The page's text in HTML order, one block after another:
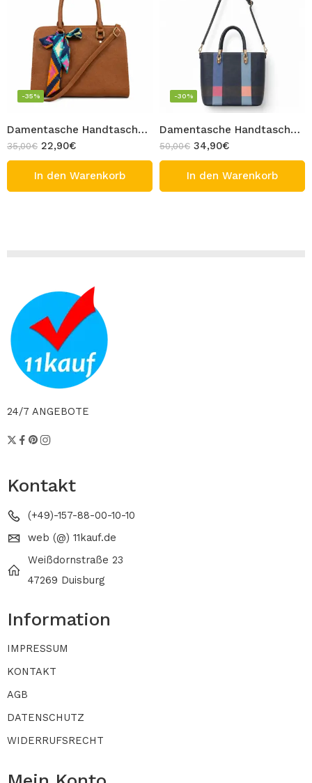
Damentasche Handtasche mit Schulterriemen und dekorativem Halstuch Umhängetasche Braun Design OLIVIA
-35%
35,00€ 22,90€
In den Warenkorb
Damentasche Handtasche mit Schulterriemen und Zugverschluss Umhängetasche Dunkelblau Design JULIA
-30%
50,00€ 34,90€
In den Warenkorb
24/7 ANGEBOTE
Kontakt
(+49)-157-88-00-10-10
web (@) 11kauf.de
Weißdornstraße 23
47269 Duisburg
Information
IMPRESSUM
KONTAKT
AGB
DATENSCHUTZ
WIDERRUFSRECHT